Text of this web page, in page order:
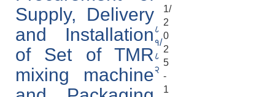
Supply, Delivery
and Installation
of Set of TMR
mixing machine
८
१/
८
२
1/
2
0
2
5
-
1